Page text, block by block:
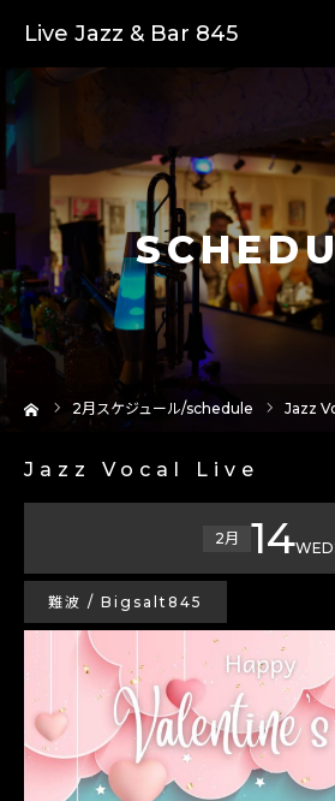
Live Jazz & Bar 845
2月スケジュール/schedule Jazz
Jazz Vocal Live
2月 14WED
難波 / Bigsalt845